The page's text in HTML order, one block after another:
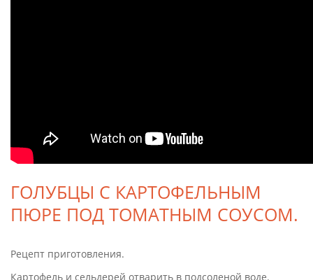
ГОЛУБЦЫ С КАРТОФЕЛЬНЫМ
ПЮРЕ ПОД ТОМАТНЫМ СОУСОМ.
Рецепт приготовления.
Картофель и сельдерей отварить в подсоленой воде.